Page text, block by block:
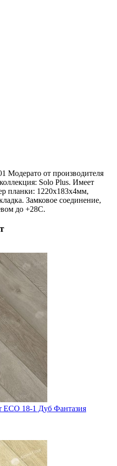
Модерато от производителя
Solo Plus. Имеет
планки: 1220х183х4мм,
Замковое соединение,
до +28С.
18-1 Дуб Фантазия